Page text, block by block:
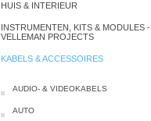
HUIS & INTERIEUR
INSTRUMENTEN, KITS & MODULES -
VELLEMAN PROJECTS
KABELS & ACCESSOIRES
AUDIO- & VIDEOKABELS
AUTO